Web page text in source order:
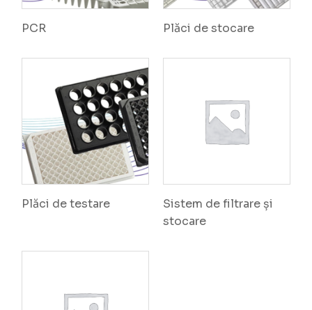
PCR Plăci de stocare
Plăci de testare
Sistem de filtrare și
stocare